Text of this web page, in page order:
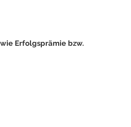
Erfolgsprämie bzw.